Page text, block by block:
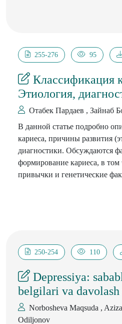
haqida ma’lumot beriladi.
nazardan baholanadi. Maqola
tashxislash va samarali davolash
chiqishda biokimyoviy
255-276 95
Классификация
Этиология,
Отабек Пардаев , Зaйнаб
В данной статье подробно
кариеса, причины развития
диагностики. Обсуждаются
формирование кариеса, в
привычки и генетические
их выявления, даны
методам диагностики и
250-254 110
Depressiya:
belgilari va
Norbosheva Maqsuda ,
Odiljonov